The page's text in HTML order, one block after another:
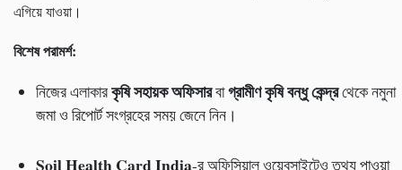
এগিয়ে যাওয়া।
বিশেষ পরামর্শ:
নিজের এলাকারকৃষি সহায়ক অফিসারবাগ্রামীণ কৃষি বন্ধু কেন্দ্রথেকে নমুনা
জমা ও রিপোর্ট সংগ্রহের সময় জেনে নিন।
Soil Health Card India-র অফিসিয়াল ওয়েবসাইটেও তথ্য পাওয়া